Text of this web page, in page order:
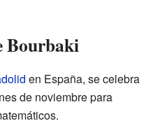
Bourbaki
en España, se celebra
de noviembre para